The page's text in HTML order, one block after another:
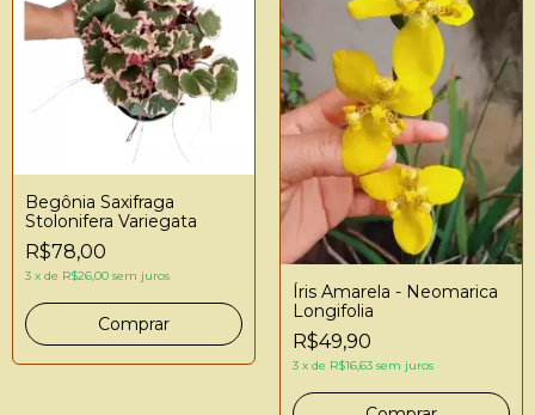
Begônia Saxifraga
Stolonifera Variegata
R$78,00
3 x de R$26,00 sem juros
Íris Amarela - Neomarica
Longifolia
R$49,90
3 x de R$16,63 sem juros